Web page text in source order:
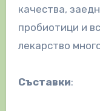
качества,
пробиотици и
лекарство
Съставки: